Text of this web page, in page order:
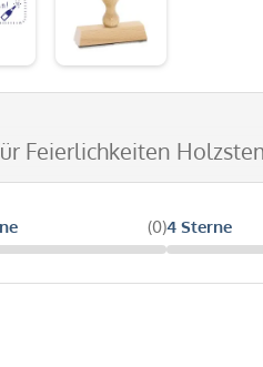
Feierlichkeiten
(0)4 Sterne